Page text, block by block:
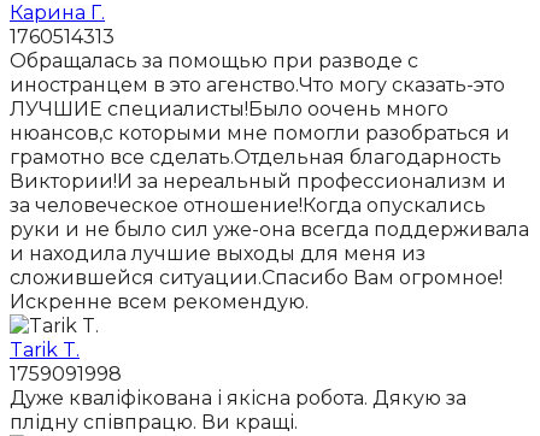
Карина Г.
1760514313
Обращалась за помощью при разводе с
иностранцем в это агенство.Что могу сказать-это
ЛУЧШИЕ специалисты!Было оочень много
нюансов,с которыми мне помогли разобраться и
грамотно все сделать.Отдельная благодарность
Виктории!И за нереальный профессионализм и
за человеческое отношение!Когда опускались
руки и не было сил уже-она всегда поддерживала
и находила лучшие выходы для меня из
сложившейся ситуации.Спасибо Вам огромное!
Искренне всем рекомендую.
Tarik T.
1759091998
Дуже кваліфікована і якісна робота. Дякую за
плідну співпрацю. Ви кращі.